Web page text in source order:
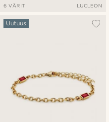
6 VÄRIT LUCLEON
Uutuus